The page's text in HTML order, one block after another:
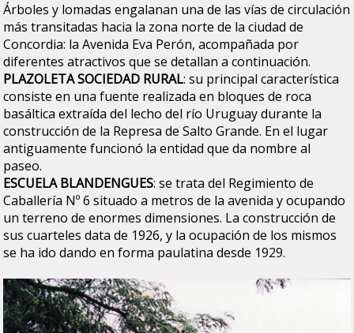
Árboles y lomadas engalanan una de las vías de circulación
más transitadas hacia la zona norte de la ciudad de
Concordia: la Avenida Eva Perón, acompañada por
diferentes atractivos que se detallan a continuación.
PLAZOLETA SOCIEDAD RURAL: su principal característica
consiste en una fuente realizada en bloques de roca
basáltica extraída del lecho del río Uruguay durante la
construcción de la Represa de Salto Grande. En el lugar
antiguamente funcionó la entidad que da nombre al
paseo.
ESCUELA BLANDENGUES: se trata del Regimiento de
Caballería Nº 6 situado a metros de la avenida y ocupando
un terreno de enormes dimensiones. La construcción de
sus cuarteles data de 1926, y la ocupación de los mismos
se ha ido dando en forma paulatina desde 1929.